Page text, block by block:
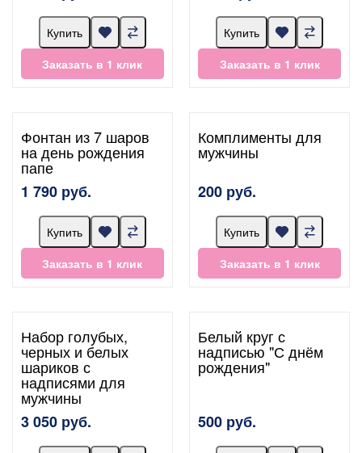
Купить
Заказать в 1 клик
Купить
Заказать в 1 клик
Фонтан из 7 шаров
на день рождения
папе
1 790 руб.
Купить
Заказать в 1 клик
Комплименты для
мужчины
200 руб.
Купить
Заказать в 1 клик
Набор голубых,
черных и белых
шариков с
надписями для
мужчины
3 050 руб.
Белый круг с
надписью "С днём
рождения"
500 руб.